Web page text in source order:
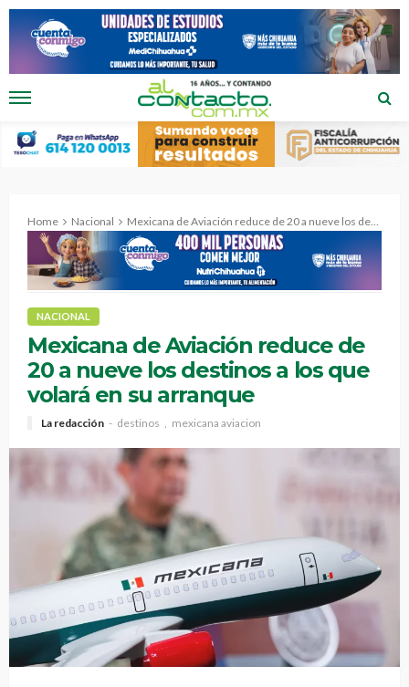
Home Nacional Mexicana de Aviación reduce de 20 a nueve los destinos a los que volará en su arranque
NACIONAL
Mexicana de Aviación reduce de
20 a nueve los destinos a los que
volará en su arranque
La redacción destinos mexicana aviacion